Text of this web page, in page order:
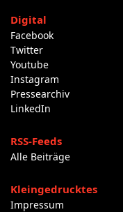
Digital
Facebook
Twitter
Youtube
Instagram
Pressearchiv
LinkedIn
RSS-Feeds
Alle Beiträge
Kleingedrucktes
Impressum